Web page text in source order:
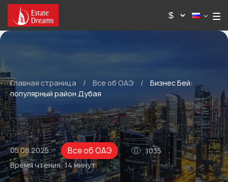
Главная страница / Все об ОАЭ /
Бизнес Бей:
популярный район Дубая
05.08.2025 Все об ОАЭ
1035
Время чтения:14 минут